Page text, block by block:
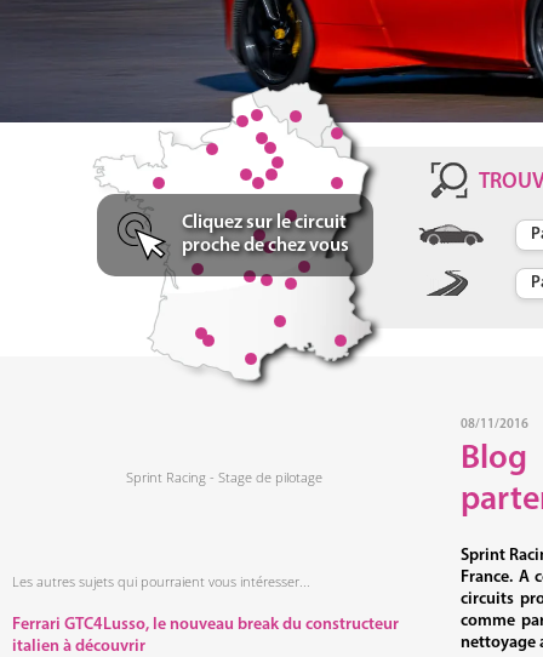
Cliquez sur le circuit
proche de chez vous
Sprint Racing - Stage de pilotage
Les autres sujets qui pourraient vous intéresser...
Ferrari GTC4Lusso, le nouveau break du constructeur
italien à découvrir
08/11/2016
Blog
Sprint
France. A
circuits
comme
nettoyage